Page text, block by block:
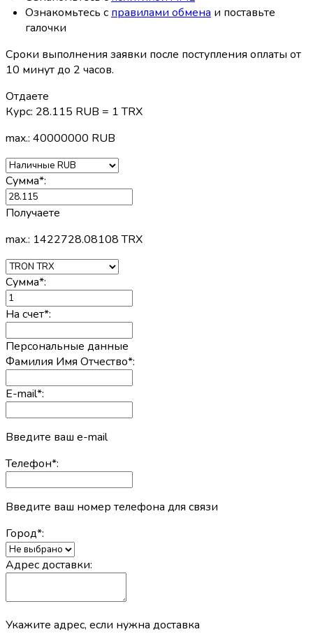
Ознакомьтесь с правилами обмена и поставьте
галочки
Сроки выполнения заявки после поступления оплаты от
10 минут до 2 часов.
Отдаете
Курс: 28.115 RUB = 1 TRX
max.: 40000000 RUB
Сумма*:
Получаете
max.: 1422728.08108 TRX
Сумма*:
На счет*:
Персональные данные
Фамилия Имя Отчество*:
E-mail*:
Введите ваш e-mail
Телефон*:
Введите ваш номер телефона для связи
Город*:
Адрес доставки:
Укажите адрес, если нужна доставка